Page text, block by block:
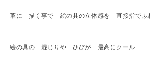
革に 描く事で 絵の具の立体感を 直接指でふ
絵の具の 混じりや ひびが 最高にクール